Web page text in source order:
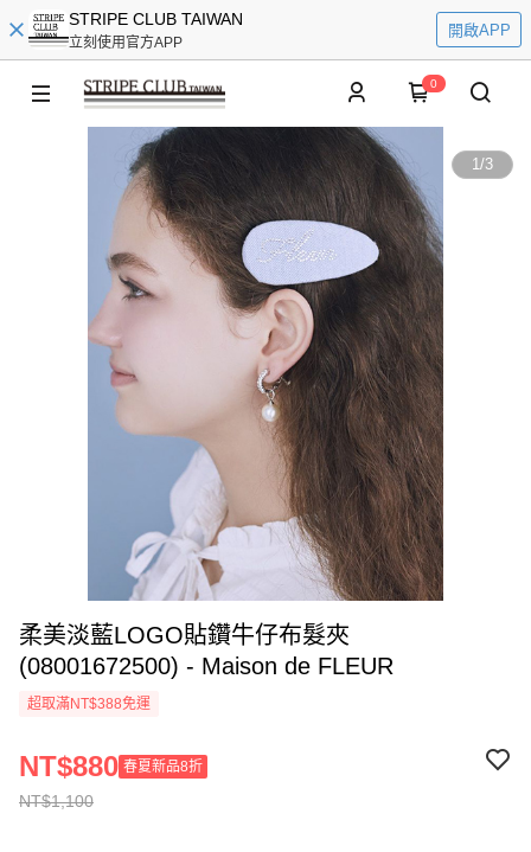
STRIPE CLUB TAIWAN
立刻使用官方APP
開啟APP
0
1/3
柔美淡藍LOGO貼鑽牛仔布髮夾
(08001672500) - Maison de FLEUR
超取滿NT$388免運
NT$1,100
NT$880 春夏新品8折